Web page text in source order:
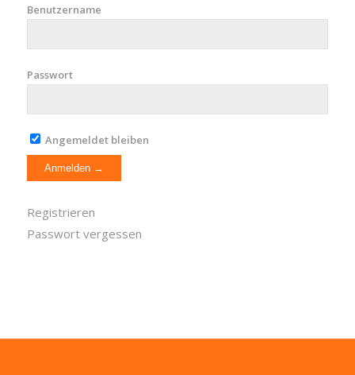
Benutzername
Passwort
Angemeldet bleiben
Registrieren
Passwort vergessen